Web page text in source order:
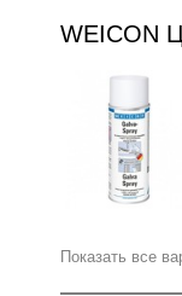
WEICON
Показать все